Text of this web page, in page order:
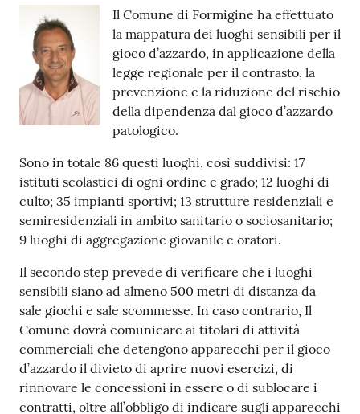
t
e
o
Tutti
gli
argomenti...
Seguici
su
Contenuto
Il Comune di Formigine ha effettuato
la mappatura dei luoghi sensibili per il
gioco d’azzardo, in applicazione della
legge regionale per il contrasto, la
prevenzione e la riduzione del rischio
della dipendenza dal gioco d’azzardo
patologico.
Sono in totale 86 questi luoghi, così suddivisi: 17
istituti scolastici di ogni ordine e grado; 12 luoghi di
culto; 35 impianti sportivi; 13 strutture residenziali e
semiresidenziali in ambito sanitario o sociosanitario;
9 luoghi di aggregazione giovanile e oratori.
Il secondo step prevede di verificare che i luoghi
sensibili siano ad almeno 500 metri di distanza da
sale giochi e sale scommesse. In caso contrario, Il
Comune dovrà comunicare ai titolari di attività
commerciali che detengono apparecchi per il gioco
d’azzardo il divieto di aprire nuovi esercizi, di
rinnovare le concessioni in essere o di sublocare i
contratti, oltre all’obbligo di indicare sugli apparecchi